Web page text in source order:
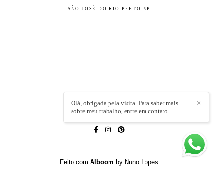
SÃO JOSÉ DO RIO PRETO-SP
LÍVIA CAPELI/CONTATO
✕
Olá, obrigada pela visita. Para saber mais
sobre meu trabalho, entre em contato.
Feito com Alboom by Nuno Lopes